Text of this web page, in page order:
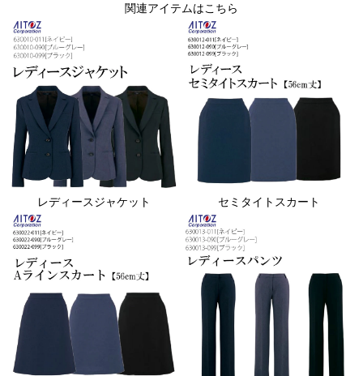
関連アイテムはこちら
レディースジャケット セミタイトスカート